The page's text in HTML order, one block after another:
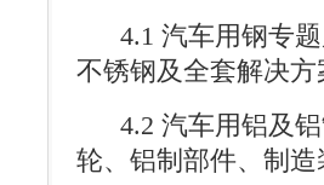
4.1 汽车用钢专
不锈钢及全套解决
4.2 汽车用铝及
轮、铝制部件、制